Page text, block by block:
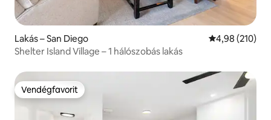
Lakás – San Diego Átlagos
4,98 (210)
Shelter Island Village – 1 hálószobás lakás
Vendégfavorit
Vendégfavorit